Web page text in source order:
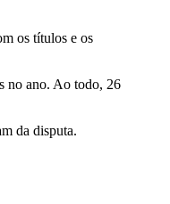
os títulos e os
no ano. Ao todo, 26
da disputa.